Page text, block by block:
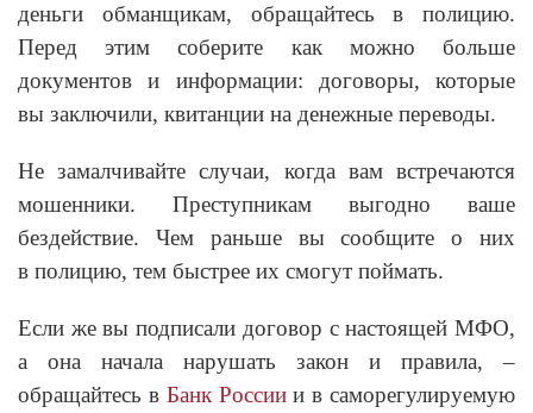
деньги обманщикам, обращайтесь в полицию.
Перед этим соберите как можно больше
документов и информации: договоры, которые
вы заключили, квитанции на денежные переводы.
Не замалчивайте случаи, когда вам встречаются
мошенники. Преступникам выгодно ваше
бездействие. Чем раньше вы сообщите о них
в полицию, тем быстрее их смогут поймать.
Если же вы подписали договор с настоящей МФО,
а она начала нарушать закон и правила, –
обращайтесь в Банк Россиии в саморегулируемую